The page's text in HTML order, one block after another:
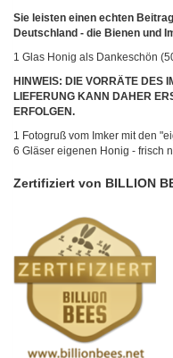
Sie leisten einen echten
Deutschland - die Bienen und
1 Glas Honig als Dankeschön
HINWEIS: DIE VORRÄTE DES
LIEFERUNG KANN DAHER
ERFOLGEN.
1 Fotogruß vom Imker mit den
6 Gläser eigenen Honig - frisch
Zertifiziert von BILLION